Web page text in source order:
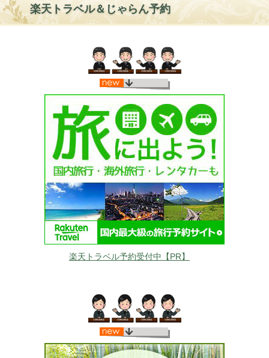
楽天トラベル＆じゃらん予約
楽天トラベル予約受付中【PR】